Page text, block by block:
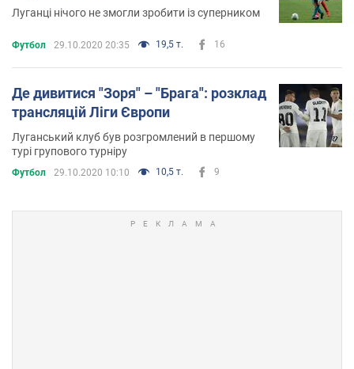
Луганці нічого не змогли зробити із суперником
Футбол 29.10.2020 20:35 19,5 т. 16
Де дивитися "Зоря" – "Брага": розклад
трансляцій Ліги Європи
Луганський клуб був розгромлений в першому
турі групового турніру
Футбол 29.10.2020 10:10 10,5 т. 9